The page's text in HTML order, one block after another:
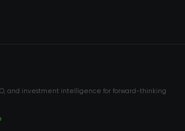
and investment intelligence for forward-thinking